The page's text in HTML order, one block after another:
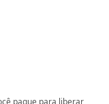
pague para liberar